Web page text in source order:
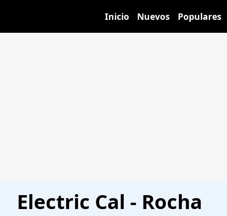
Inicio Nuevos Populares
Electric Cal - Rocha